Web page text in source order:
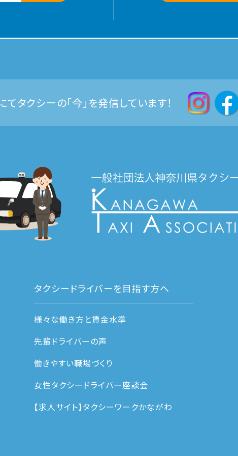
タクシーの「今」を発信しています！
タクシードライバーを目指す方へ
様々な働き方と賃金水準
先輩ドライバーの声
働きやすい職場づくり
女性タクシードライバー座談会
【求人サイト】タクシーワークかながわ